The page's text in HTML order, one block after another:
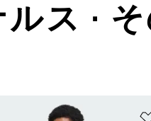
ス ·
ストに追加